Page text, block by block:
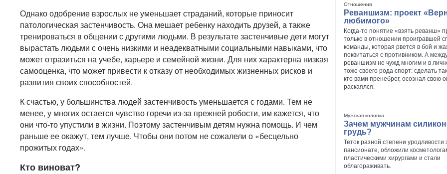
Однако одобрение взрослых не уменьшает страданий, которые приносит
патологическая застенчивость. Она мешает ребенку находить друзей, а также
тренироваться в общении с другими людьми. В результате застенчивые дети могут
вырастать людьми с очень низкими и неадекватными социальными навыками, что
может отразиться на учебе, карьере и семейной жизни. Для них характерна низкая
самооценка, что может привести к отказу от необходимых жизненных рисков и
развития своих способностей.
К счастью, у большинства людей застенчивость уменьшается с годами. Тем не
менее, у многих остается чувство горечи из-за прежней робости, им кажется, что
они что-то упустили в жизни. Поэтому застенчивым детям нужна помощь. И чем
раньше ее окажут, тем лучше. Чтобы они потом не сожалели о «бесцельно
прожитых годах».
Кто виноват?
Отношения
Реваншизм: проект
любимого»
Когда-то понятие «взять реванш»
только в отношении проигравшей
команды, которая рвется в бой и
поквитаться с противником. А
реваншизм не чужд многим и в
тоже своего рода спорт: сделать
кто вами пренебрег, осознал свою
раскаялся.
Мужская колонка
Зачем мужчинам
грудь?
Теток разной степени уродливости
пансионате, обложили
пластическими хирургами и стали
облагораживать.